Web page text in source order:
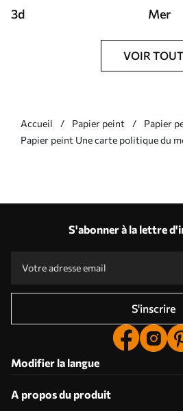
3d Mer
VOIR TOUT
Accueil Papier peint
Papier
Papier peint Une carte politique du
S'abonner à la lettre
S'inscrire
Modifier la langue
A propos du produit